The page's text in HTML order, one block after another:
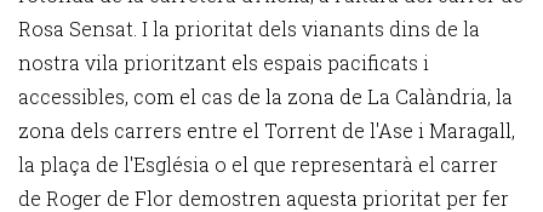
Rosa Sensat. I la prioritat dels vianants dins de la
nostra vila prioritzant els espais pacificats i
accessibles, com el cas de la zona de La Calàndria, la
zona dels carrers entre el Torrent de l'Ase i Maragall,
la plaça de l'Església o el que representarà el carrer
de Roger de Flor demostren aquesta prioritat per fer